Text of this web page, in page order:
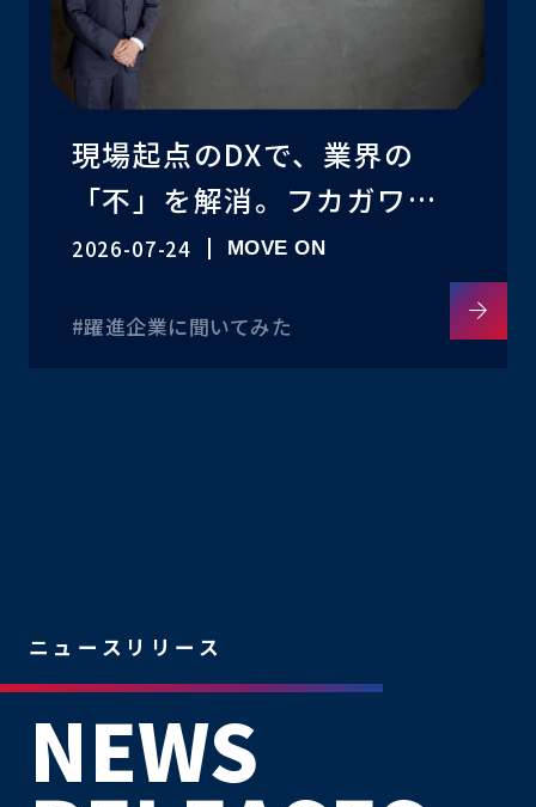
現場起点のDXで、業界の
「不」を解消。フカガワが
進める、空調ダクト業界の
2026-07-24 MOVE ON
#躍進企業に聞いてみた